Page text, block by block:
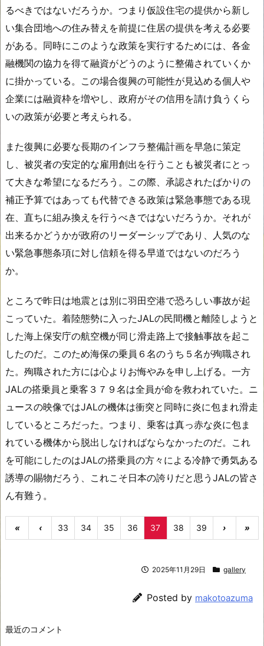
るべきではないだろうか。つまり仮設住宅の提供から新し
い集合団地への住み替えを前提に住居の提供を考える必要
がある。同時にこのような政策を実行するためには、各金
融機関の協力を得て融資がどうのように整備されていくか
に掛かっている。この場合復興の可能性が見込める個人や
企業には融資枠を増やし、政府がその信用を請け負うくら
いの政策が必要と考えられる。
また復興に必要な長期のインフラ整備計画を早急に策定
し、被災者の安定的な雇用創出を行うことも被災者にとっ
て大きな希望になるだろう。この際、承認されたばかりの
補正予算ではあっても代替できる政策は緊急事態である現
在、直ちに組み換えを行うべきではないだろうか。それが
出来るかどうかが政府のリーダーシップであり、人気のな
い緊急事態条項に対し信頼を得る早道ではないのだろう
か。
ところで昨日は地震とは別に羽田空港で恐ろしい事故が起
こっていた。着陸態勢に入ったJALの民間機と離陸しようと
した海上保安庁の航空機が同じ滑走路上で接触事故を起こ
したのだ。このため海保の乗員６名のうち５名が殉職され
た。殉職された方には心よりお悔やみを申し上げる。一方
JALの搭乗員と乗客３７９名は全員が命を救われていた。ニ
ュースの映像ではJALの機体は衝突と同時に炎に包まれ滑走
しているところだった。つまり、乗客は真っ赤な炎に包ま
れている機体から脱出しなければならなかったのだ。これ
を可能にしたのはJALの搭乗員の方々による冷静で勇気ある
誘導の賜物だろう、これこそ日本の誇りだと思うJALの皆さ
ん有難う。
« ‹ 33 34 35 36 37 38 39 › »
2025年11月29日 gallery
Posted by makotoazuma
最近のコメント